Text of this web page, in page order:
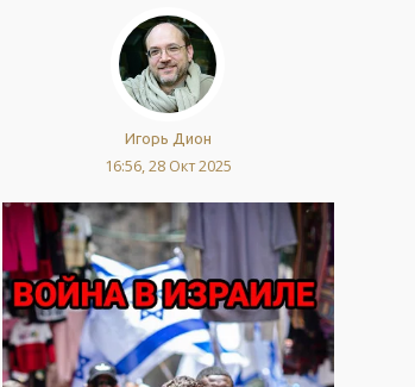
Игорь Дион
16:56, 28 Окт 2025